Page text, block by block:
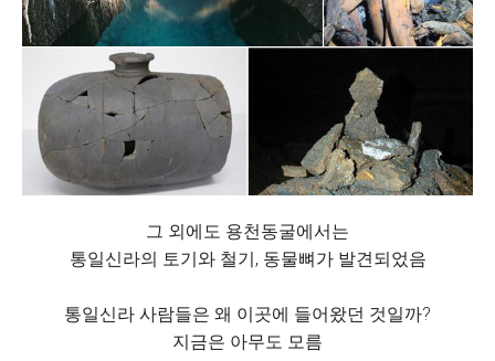
그 외에도 용천동굴에서는
통일신라의 토기와 철기, 동물뼈가 발견되었음
통일신라 사람들은 왜 이곳에 들어왔던 것일까?
지금은 아무도 모름